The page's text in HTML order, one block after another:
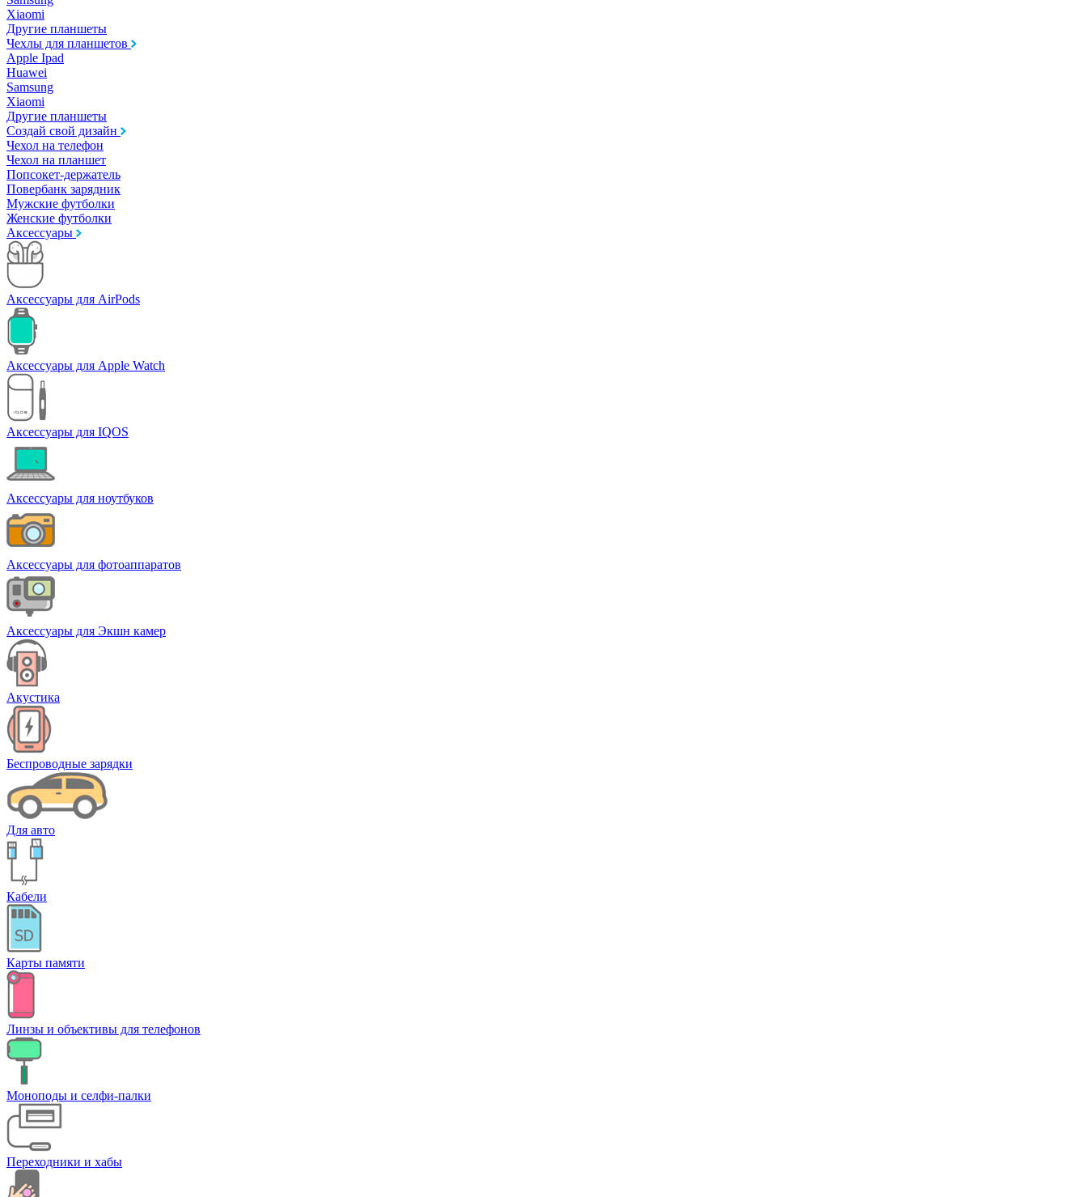
Xiaomi
Другие планшеты
Чехлы для планшетов
Apple Ipad
Huawei
Samsung
Xiaomi
Другие планшеты
Создай свой дизайн
Чехол на телефон
Чехол на планшет
Попсокет-держатель
Повербанк зарядник
Мужские футболки
Женские футболки
Аксессуары
Аксессуары для AirPods
Аксессуары для Apple Watch
Аксессуары для IQOS
Аксессуары для ноутбуков
Аксессуары для фотоаппаратов
Аксессуары для Экшн камер
Акустика
Беспроводные зарядки
Для авто
Кабели
Карты памяти
Линзы и объективы для телефонов
Моноподы и селфи-палки
Переходники и хабы